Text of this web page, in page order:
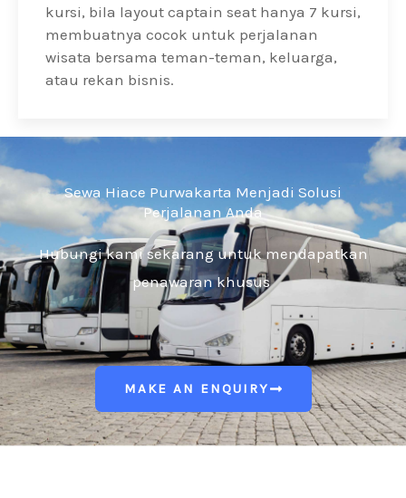
kursi, bila layout captain seat hanya 7 kursi,
membuatnya cocok untuk perjalanan
wisata bersama teman-teman, keluarga,
atau rekan bisnis.
Sewa Hiace Purwakarta Menjadi Solusi
Perjalanan Anda
Hubungi kami sekarang untuk mendapatkan
penawaran khusus
MAKE AN ENQUIRY